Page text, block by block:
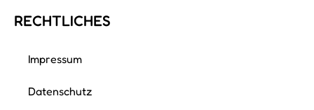
RECHTLICHES
Impressum
Datenschutz